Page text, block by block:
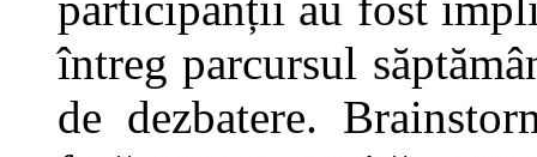
întreg parcursul
de dezbatere.